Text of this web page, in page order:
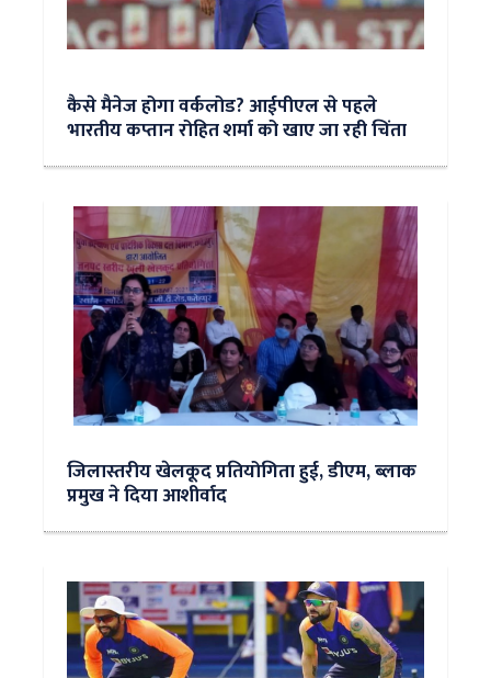
कैसे मैनेज होगा वर्कलोड? आईपीएल से पहले
भारतीय कप्तान रोहित शर्मा को खाए जा रही चिंता
जिलास्तरीय खेलकूद प्रतियोगिता हुई, डीएम, ब्लाक
प्रमुख ने दिया आशीर्वाद